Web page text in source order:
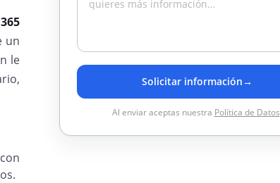
un
le
Solicitar información→
Al enviar aceptas nuestra Política de Datos